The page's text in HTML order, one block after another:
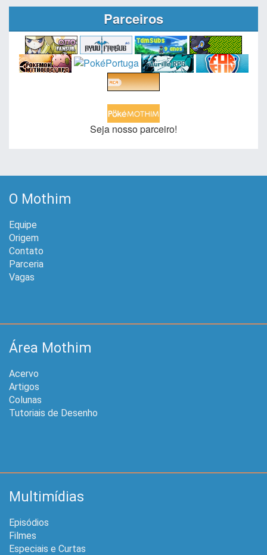
Parceiros
Seja nosso parceiro!
O Mothim
Equipe
Origem
Contato
Parceria
Vagas
Área Mothim
Acervo
Artigos
Colunas
Tutoriais de Desenho
Multimídias
Episódios
Filmes
Especiais e Curtas